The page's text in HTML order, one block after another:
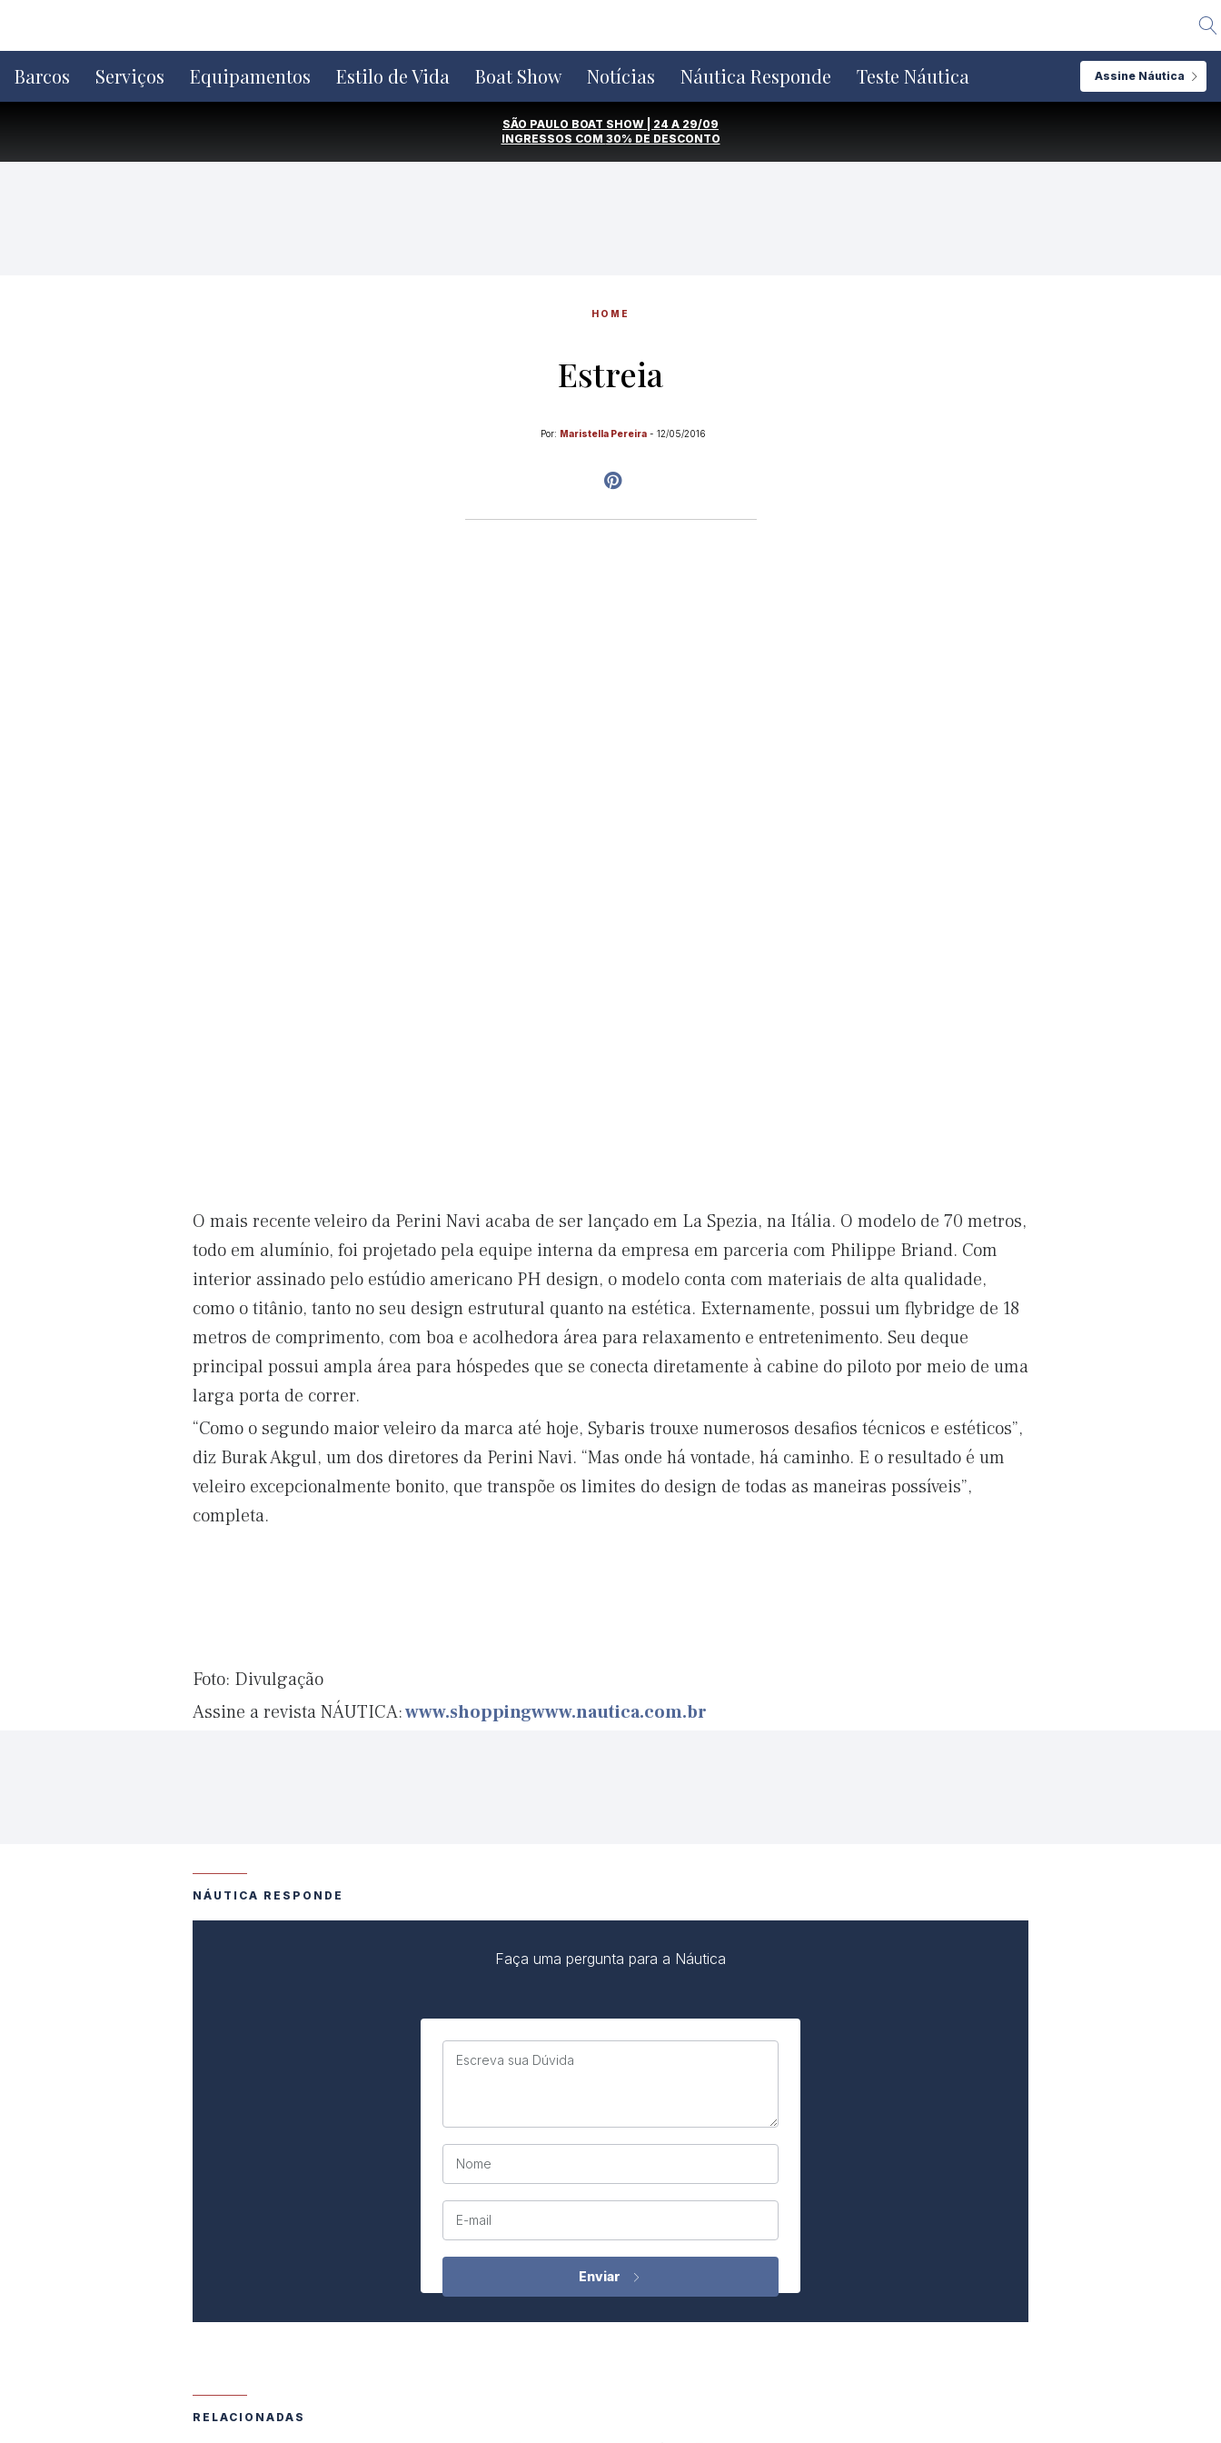
o
conteúdo
Barcos Serviços Equipamentos Estilo de Vida Boat Show Notícias Náutica Responde Teste Náutica Assine Náutica
SÃO PAULO BOAT SHOW | 24 A 29/09
INGRESSOS COM 30% DE DESCONTO
HOME
Estreia
Por: Maristella Pereira - 12/05/2016
O mais recente veleiro da Perini Navi acaba de ser lançado em La Spezia, na Itália. O modelo de 70 metros,
todo em alumínio, foi projetado pela equipe interna da empresa em parceria com Philippe Briand. Com
interior assinado pelo estúdio americano PH design, o modelo conta com materiais de alta qualidade,
como o titânio, tanto no seu design estrutural quanto na estética. Externamente, possui um flybridge de 18
metros de comprimento, com boa e acolhedora área para relaxamento e entretenimento. Seu deque
principal possui ampla área para hóspedes que se conecta diretamente à cabine do piloto por meio de uma
larga porta de correr.
“Como o segundo maior veleiro da marca até hoje, Sybaris trouxe numerosos desafios técnicos e estéticos”,
diz Burak Akgul, um dos diretores da Perini Navi. “Mas onde há vontade, há caminho. E o resultado é um
veleiro excepcionalmente bonito, que transpõe os limites do design de todas as maneiras possíveis”,
completa.
Foto: Divulgação
Assine a revista NÁUTICA:www.shoppingwww.nautica.com.br
NÁUTICA RESPONDE
Faça uma pergunta para a Náutica
Escreva sua Dúvida
Nome
E-mail
RELACIONADAS